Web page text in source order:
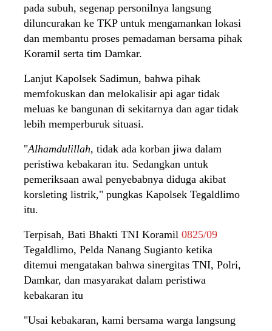
pada subuh, segenap personilnya langsung
diluncurakan ke TKP untuk mengamankan lokasi
dan membantu proses pemadaman bersama pihak
Koramil serta tim Damkar.
Lanjut Kapolsek Sadimun, bahwa pihak
memfokuskan dan melokalisir api agar tidak
meluas ke bangunan di sekitarnya dan agar tidak
lebih memperburuk situasi.
"Alhamdulillah, tidak ada korban jiwa dalam
peristiwa kebakaran itu. Sedangkan untuk
pemeriksaan awal penyebabnya diduga akibat
korsleting listrik," pungkas Kapolsek Tegaldlimo
itu.
Terpisah, Bati Bhakti TNI Koramil 0825/09
Tegaldlimo, Pelda Nanang Sugianto ketika
ditemui mengatakan bahwa sinergitas TNI, Polri,
Damkar, dan masyarakat dalam peristiwa
kebakaran itu
"Usai kebakaran, kami bersama warga langsung